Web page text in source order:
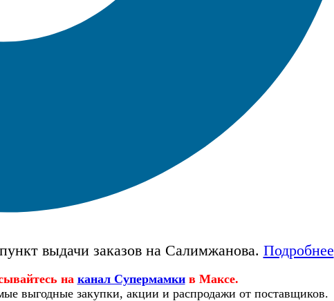
выдачи заказов на Салимжанова. Подробнее
на канал Супермамки в Максе.
выгодные закупки, акции и распродажи от поставщиков.